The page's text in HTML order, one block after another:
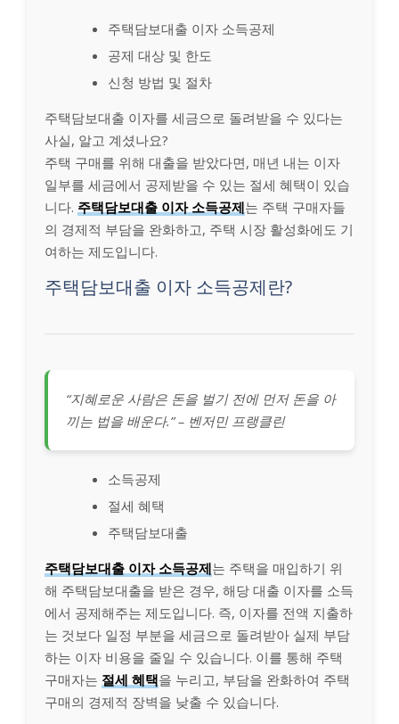
주택담보대출 이자 소득공제
공제 대상 및 한도
신청 방법 및 절차
주택담보대출 이자를 세금으로 돌려받을 수 있다는
사실, 알고 계셨나요?
주택 구매를 위해 대출을 받았다면, 매년 내는 이자
일부를 세금에서 공제받을 수 있는 절세 혜택이 있습
니다. 주택담보대출 이자 소득공제는 주택 구매자들
의 경제적 부담을 완화하고, 주택 시장 활성화에도 기
여하는 제도입니다.
주택담보대출 이자 소득공제란?
“지혜로운 사람은 돈을 벌기 전에 먼저 돈을 아
끼는 법을 배운다.” – 벤저민 프랭클린
소득공제
절세 혜택
주택담보대출
주택담보대출 이자 소득공제는 주택을 매입하기 위
해 주택담보대출을 받은 경우, 해당 대출 이자를 소득
에서 공제해주는 제도입니다. 즉, 이자를 전액 지출하
는 것보다 일정 부분을 세금으로 돌려받아 실제 부담
하는 이자 비용을 줄일 수 있습니다. 이를 통해 주택
구매자는 절세 혜택을 누리고, 부담을 완화하여 주택
구매의 경제적 장벽을 낮출 수 있습니다.